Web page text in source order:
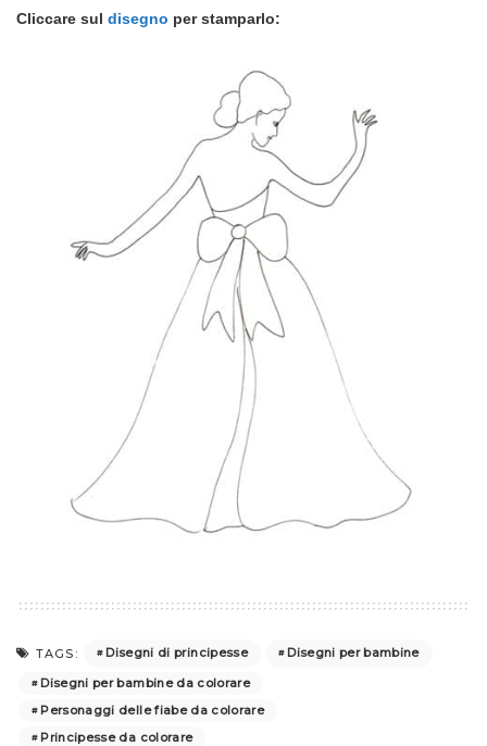
Cliccare sul disegno per stamparlo:
TAGS: Disegni di principesse
Disegni per bambine
Disegni per bambine da colorare
Personaggi delle fiabe da colorare
Principesse da colorare